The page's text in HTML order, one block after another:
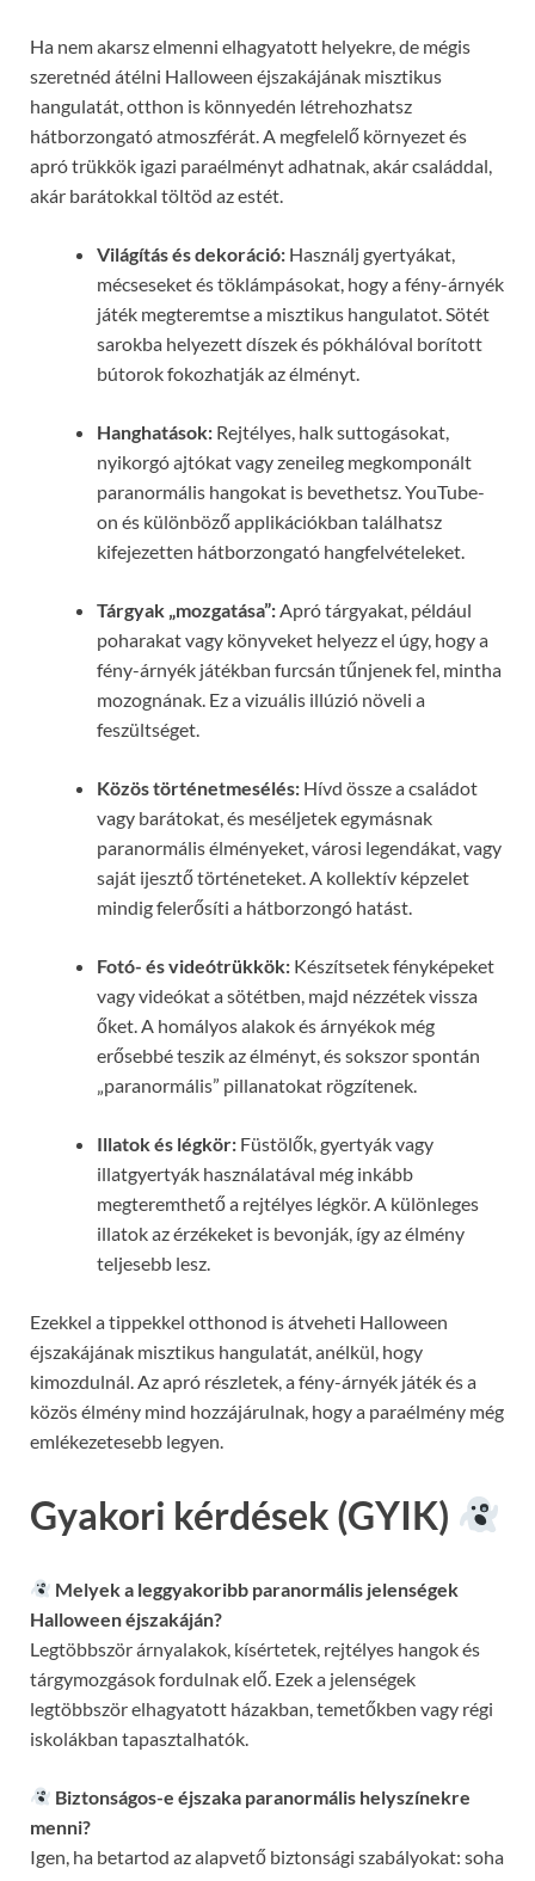
Ha nem akarsz elmenni elhagyatott helyekre, de mégis
szeretnéd átélni Halloween éjszakájának misztikus
hangulatát, otthon is könnyedén létrehozhatsz
hátborzongató atmoszférát. A megfelelő környezet és
apró trükkök igazi paraélményt adhatnak, akár családdal,
akár barátokkal töltöd az estét.
Világítás és dekoráció: Használj gyertyákat,
mécseseket és töklámpásokat, hogy a fény-árnyék
játék megteremtse a misztikus hangulatot. Sötét
sarokba helyezett díszek és pókhálóval borított
bútorok fokozhatják az élményt.
Hanghatások: Rejtélyes, halk suttogásokat,
nyikorgó ajtókat vagy zeneileg megkomponált
paranormális hangokat is bevethetsz. YouTube-
on és különböző applikációkban találhatsz
kifejezetten hátborzongató hangfelvételeket.
Tárgyak „mozgatása”:Apró tárgyakat, például
poharakat vagy könyveket helyezz el úgy, hogy a
fény-árnyék játékban furcsán tűnjenek fel, mintha
mozognának. Ez a vizuális illúzió növeli a
feszültséget.
Közös történetmesélés: Hívd össze a családot
vagy barátokat, és meséljetek egymásnak
paranormális élményeket, városi legendákat, vagy
saját ijesztő történeteket. A kollektív képzelet
mindig felerősíti a hátborzongó hatást.
Fotó- és videótrükkök: Készítsetek fényképeket
vagy videókat a sötétben, majd nézzétek vissza
őket. A homályos alakok és árnyékok még
erősebbé teszik az élményt, és sokszor spontán
„paranormális” pillanatokat rögzítenek.
Illatok és légkör: Füstölők, gyertyák vagy
illatgyertyák használatával még inkább
megteremthető a rejtélyes légkör. A különleges
illatok az érzékeket is bevonják, így az élmény
teljesebb lesz.
Ezekkel a tippekkel otthonod is átveheti Halloween
éjszakájának misztikus hangulatát, anélkül, hogy
kimozdulnál. Az apró részletek, a fény-árnyék játék és a
közös élmény mind hozzájárulnak, hogy a paraélmény még
emlékezetesebb legyen.
Gyakori kérdések (GYIK)
Melyek a leggyakoribb paranormális jelenségek
Halloween éjszakáján?
Legtöbbször árnyalakok, kísértetek, rejtélyes hangok és
tárgymozgások fordulnak elő. Ezek a jelenségek
legtöbbször elhagyatott házakban, temetőkben vagy régi
iskolákban tapasztalhatók.
Biztonságos-e éjszaka paranormális helyszínekre
menni?
Igen, ha betartod az alapvető biztonsági szabályokat: soha